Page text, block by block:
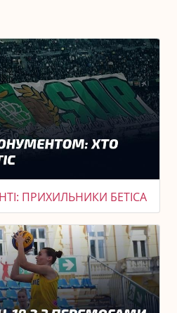
ПРИХИЛЬНИКИ БЕТІСА